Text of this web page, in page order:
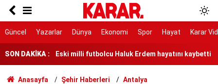
Güncel Yazarlar Dünya Ekonomi Spor Hayat Karar
SON DAKİKA :
Toplarken eziyet, soyarken çile çektiriyor!
Eski milli futbolcu Haluk Erdem hayatını kaybetti
Yılda 700 ton ürün alınıyor!
193.390 tonluk hasat başladı!
Anasayfa Şehir Haberleri Antalya